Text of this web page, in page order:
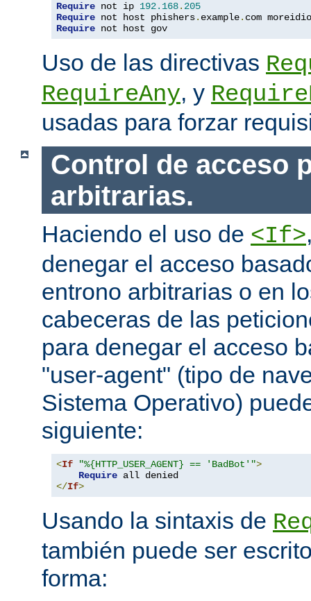
Require not ip 192.168. 205
Require not host phishers. example. com
Require not host gov
Uso de las directivas
RequireAny, y
usadas para forzar
Control de acceso
arbitrarias.
Haciendo el uso de <If>
denegar el acceso
entrono arbitrarias o en
cabeceras de las
para denegar el acceso
"user-agent" (tipo de
Sistema Operativo)
siguiente:
<If "%{HTTP_USER_AGENT} == 'BadBot'">
Require
</If>
Usando la sintaxis de
también puede ser
forma: